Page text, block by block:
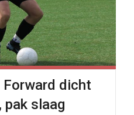
dicht
slaag